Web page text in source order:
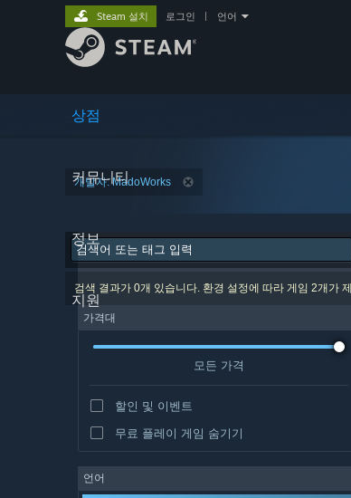
상점
커뮤니티
정보
지원
Steam 설치 로그인 언어
개발자: MadoWorks
검색 결과가 0개 있습니다. 환경 설정에 따라 게임 2개가
가격대
모든 가격
할인 및 이벤트
무료 플레이 게임 숨기기
언어